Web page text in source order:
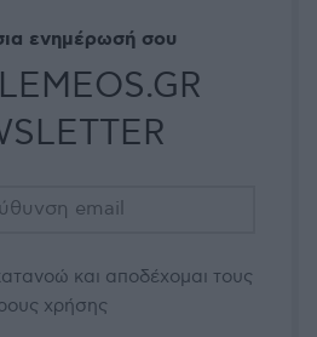
ενημέρωσή σου
και αποδέχομαι τους
χρήσης